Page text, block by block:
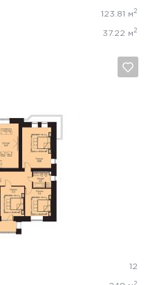
123.81 м 2
37.22 м 2
12
2
Отмена